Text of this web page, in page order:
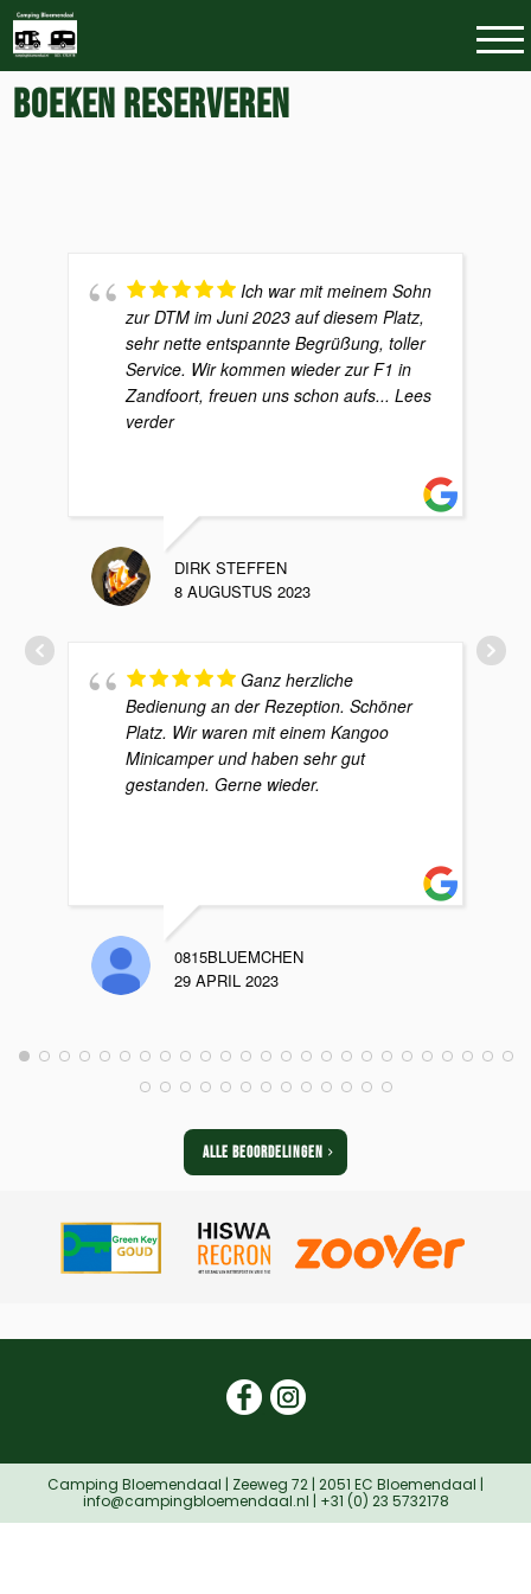
BOEKEN RESERVEREN
Ich war mit meinem Sohn
zur DTM im Juni 2023 auf diesem Platz,
sehr nette entspannte Begrüßung, toller
Service. Wir kommen wieder zur F1 in
Zandfoort, freuen uns schon aufs... Lees
verder
DIRK STEFFEN
8 AUGUSTUS 2023
Ganz herzliche
Bedienung an der Rezeption. Schöner
Platz. Wir waren mit einem Kangoo
Minicamper und haben sehr gut
gestanden. Gerne wieder.
0815BLUEMCHEN
29 APRIL 2023
ALLE BEOORDELINGEN
.
Camping Bloemendaal | Zeeweg 72 | 2051 EC Bloemendaal |
info@campingbloemendaal.nl | +31 (0) 23 5732178